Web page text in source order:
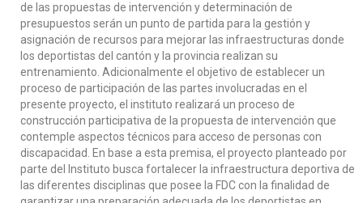
de las propuestas de intervención y determinación de
presupuestos serán un punto de partida para la gestión y
asignación de recursos para mejorar las infraestructuras donde
los deportistas del cantón y la provincia realizan su
entrenamiento. Adicionalmente el objetivo de establecer un
proceso de participación de las partes involucradas en el
presente proyecto, el instituto realizará un proceso de
construcción participativa de la propuesta de intervención que
contemple aspectos técnicos para acceso de personas con
discapacidad. En base a esta premisa, el proyecto planteado por
parte del Instituto busca fortalecer la infraestructura deportiva de
las diferentes disciplinas que posee la FDC con la finalidad de